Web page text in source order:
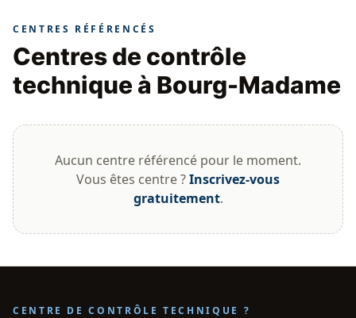
CENTRES RÉFÉRENCÉS
Centres de contrôle
technique à Bourg-Madame
Aucun centre référencé pour le moment.
Vous êtes centre ?Inscrivez-vous
gratuitement.
CENTRE DE CONTRÔLE TECHNIQUE ?